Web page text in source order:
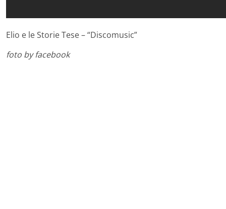
Elio e le Storie Tese – “Discomusic”
foto by facebook